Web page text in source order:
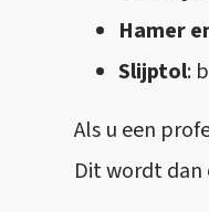
Hamer
Slijptol:
Als u een
Dit wordt dan